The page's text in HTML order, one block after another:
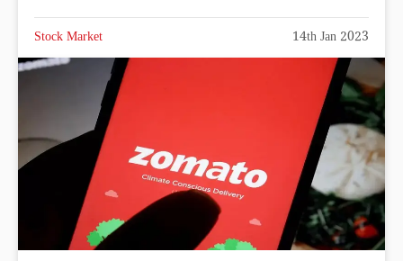
Stock Market 14th Jan 2023